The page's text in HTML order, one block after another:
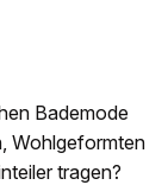
Bademode
Wohlgeformten
tragen?